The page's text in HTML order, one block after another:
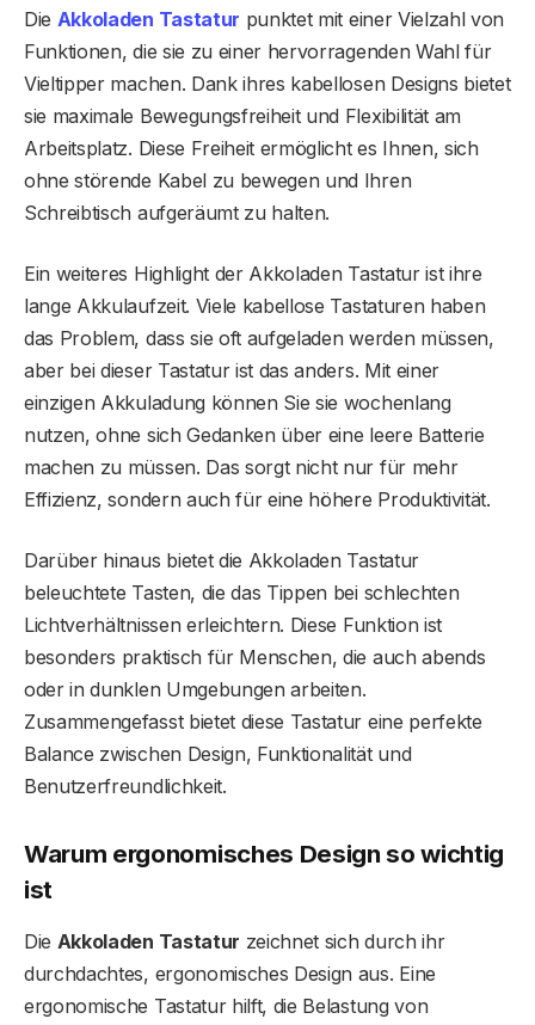
Die Akkoladen Tastatur punktet mit einer Vielzahl von
Funktionen, die sie zu einer hervorragenden Wahl für
Vieltipper machen. Dank ihres kabellosen Designs bietet
sie maximale Bewegungsfreiheit und Flexibilität am
Arbeitsplatz. Diese Freiheit ermöglicht es Ihnen, sich
ohne störende Kabel zu bewegen und Ihren
Schreibtisch aufgeräumt zu halten.
Ein weiteres Highlight der Akkoladen Tastatur ist ihre
lange Akkulaufzeit. Viele kabellose Tastaturen haben
das Problem, dass sie oft aufgeladen werden müssen,
aber bei dieser Tastatur ist das anders. Mit einer
einzigen Akkuladung können Sie sie wochenlang
nutzen, ohne sich Gedanken über eine leere Batterie
machen zu müssen. Das sorgt nicht nur für mehr
Effizienz, sondern auch für eine höhere Produktivität.
Darüber hinaus bietet die Akkoladen Tastatur
beleuchtete Tasten, die das Tippen bei schlechten
Lichtverhältnissen erleichtern. Diese Funktion ist
besonders praktisch für Menschen, die auch abends
oder in dunklen Umgebungen arbeiten.
Zusammengefasst bietet diese Tastatur eine perfekte
Balance zwischen Design, Funktionalität und
Benutzerfreundlichkeit.
Warum ergonomisches Design so wichtig
ist
Die Akkoladen Tastatur zeichnet sich durch ihr
durchdachtes, ergonomisches Design aus. Eine
ergonomische Tastatur hilft, die Belastung von